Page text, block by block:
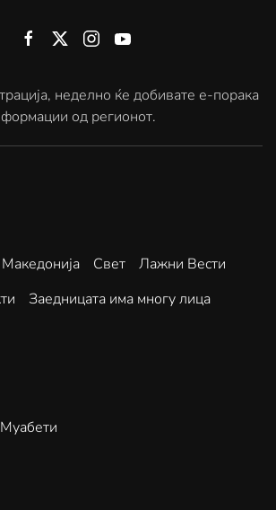
неделно ќе добивате е-порака
од регионот.
Македонија Свет
Лажни Вести
Заедницата има многу лица